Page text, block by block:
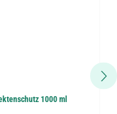
1000 ml